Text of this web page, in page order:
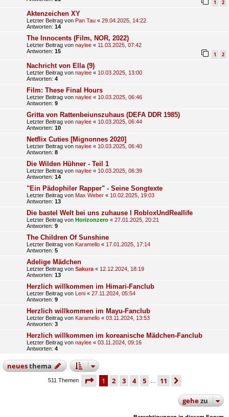
1 2
Aktenzeichen XY
Letzter Beitrag von Pan Tau « 29.04.2025, 14:22
Antworten: 14
The Innocents (Film, NOR, 2022)
Letzter Beitrag von naylee « 11.03.2025, 07:42
Antworten: 15 1 2
Nachricht von Ella (9)
Letzter Beitrag von naylee « 10.03.2025, 13:00
Antworten: 4
Film: These Final Hours
Letzter Beitrag von naylee « 10.03.2025, 06:46
Antworten: 9
Gritta von Rattenbeiunszuhaus (DEFA DDR 1985)
Letzter Beitrag von naylee « 10.03.2025, 06:44
Antworten: 10
Netflix Cuties [Mignonnes 2020]
Letzter Beitrag von naylee « 10.03.2025, 06:40
Antworten: 8
Die Wilden Hühner - Teil 1
Letzter Beitrag von naylee « 10.03.2025, 06:39
Antworten: 14
"Ein Pädophiler Rapper" - Seine Songtexte
Letzter Beitrag von Max Weber « 10.02.2025, 19:03
Antworten: 13
Die bastel Welt bei uns zuhause l RobloxUndReallife
Letzter Beitrag von Horizonzero « 27.01.2025, 20:21
Antworten: 9
The Children Of Sunshine
Letzter Beitrag von Karamello « 17.01.2025, 17:14
Antworten: 5
Adelige Mädchen
Letzter Beitrag von Sakura « 12.12.2024, 18:19
Antworten: 13
Herzlich willkommen im Himari-Fanclub
Letzter Beitrag von Leni « 27.11.2024, 05:54
Antworten: 9
Herzlich willkommen im Mayu-Fanclub
Letzter Beitrag von Karamello « 03.11.2024, 13:53
Antworten: 3
Herzlich willkommen im koreanische Mädchen-Fanclub
Letzter Beitrag von naylee « 03.11.2024, 09:16
Antworten: 4
neuesthema
511 Themen seite 1 von 11
1 2 3 4 5 11
gehezu